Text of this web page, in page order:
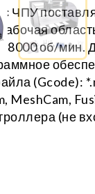
ЧПУ
8000 об/мин.
(Gcode):
MeshCam,
(не